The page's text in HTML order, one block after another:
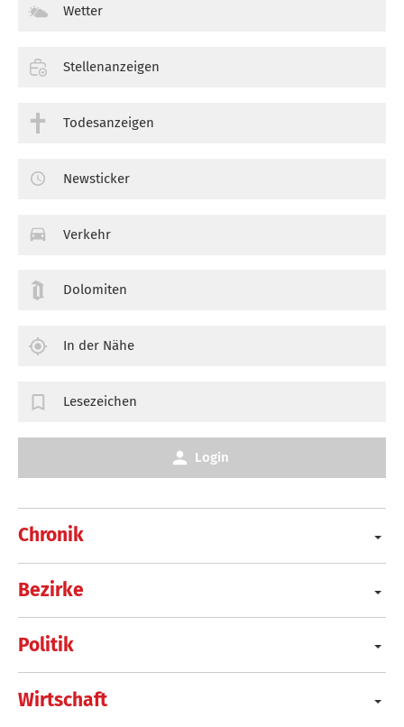
Chronik
Bezirke
Politik
Wirtschaft
Wetter
Stellenanzeigen
Todesanzeigen
Newsticker
Verkehr
Dolomiten
In der Nähe
Lesezeichen
Login